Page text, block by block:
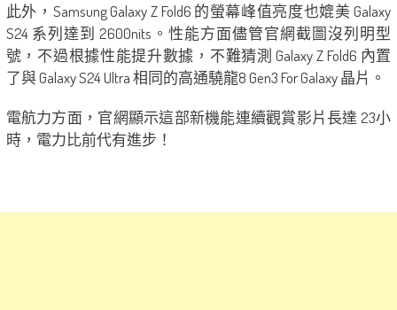
此外，Samsung Galaxy Z Fold6 的螢幕峰值亮度也媲美 Galaxy
S24 系列達到 2600nits。性能方面儘管官網截圖沒列明型
號，不過根據性能提升數據，不難猜測 Galaxy Z Fold6 內置
了與 Galaxy S24 Ultra 相同的高通驍龍8 Gen3 For Galaxy 晶片。
電航力方面，官網顯示這部新機能連續觀賞影片長達 23小
時，電力比前代有進步！